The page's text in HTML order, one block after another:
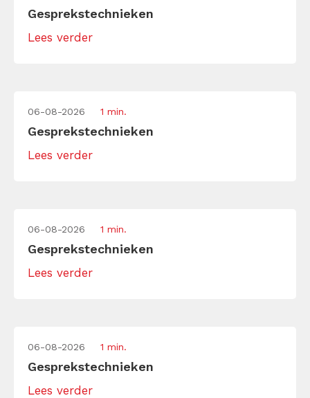
Gesprekstechnieken
Lees verder
06-08-2026 1 min.
Gesprekstechnieken
Lees verder
06-08-2026 1 min.
Gesprekstechnieken
Lees verder
06-08-2026 1 min.
Gesprekstechnieken
Lees verder